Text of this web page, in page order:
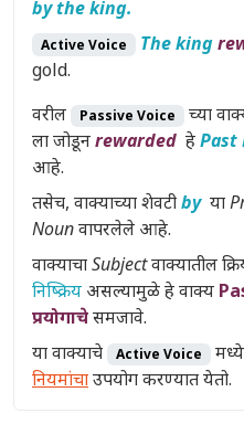
by the king.
Active Voice The king
gold.
वरील
Passive Voice च्या
ला जोडूनrewarded हेPast
आहे.
तसेच, वाक्याच्या शेवटीbyया
Nounवापरलेले आहे.
वाक्याचाSubjectवाक्यातील
निष्क्रिय असल्यामुळे हे वाक्य
प्रयोगाचेसमजावे.
या वाक्याचे
Active Voice
नियमांचाउपयोग करण्यात येतो.